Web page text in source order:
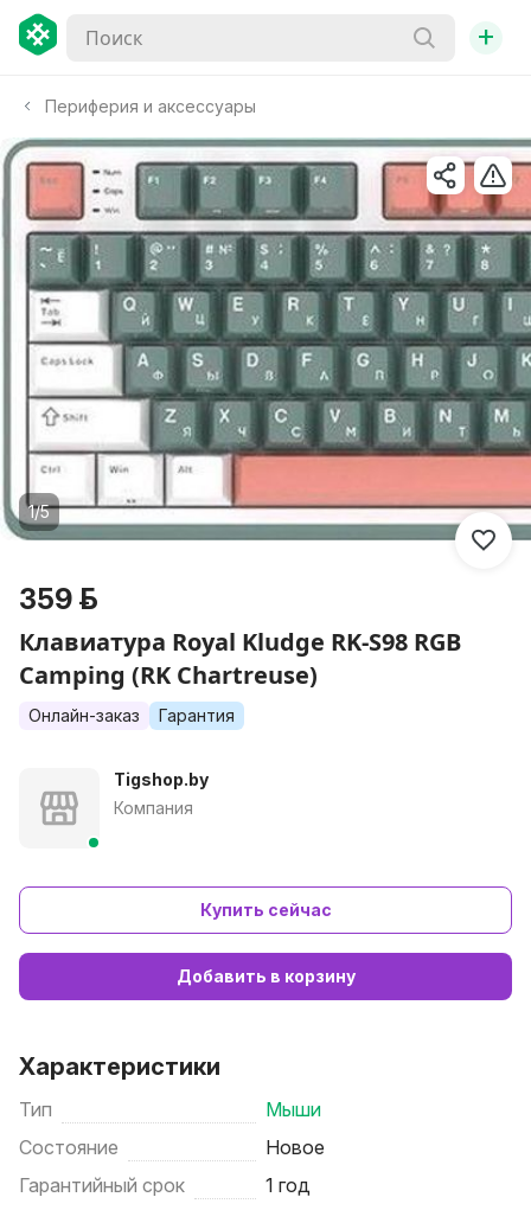
+
Периферия и аксессуары
1/5
359 р.
Клавиатура Royal Kludge RK-S98 RGB
Camping (RK Chartreuse)
Онлайн-заказ Гарантия
Tigshop.by
Компания
Купить сейчас
Добавить в корзину
Характеристики
Тип
Мыши
Состояние
Новое
Гарантийный срок
1 год